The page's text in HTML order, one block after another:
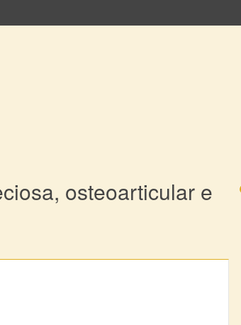
osteoarticular e